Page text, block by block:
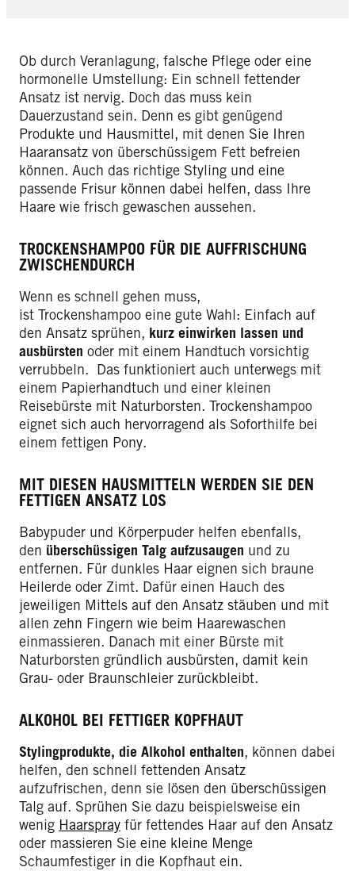
Ob durch Veranlagung, falsche Pflege oder eine
hormonelle Umstellung: Ein schnell fettender
Ansatz ist nervig. Doch das muss kein
Dauerzustand sein. Denn es gibt genügend
Produkte und Hausmittel, mit denen Sie Ihren
Haaransatz von überschüssigem Fett befreien
können. Auch das richtige Styling und eine
passende Frisur können dabei helfen, dass Ihre
Haare wie frisch gewaschen aussehen.
TROCKENSHAMPOO FÜR DIE AUFFRISCHUNG
ZWISCHENDURCH
Wenn es schnell gehen muss,
ist Trockenshampoo eine gute Wahl: Einfach auf
den Ansatz sprühen, kurz einwirken lassen und
ausbürsten oder mit einem Handtuch vorsichtig
verrubbeln. Das funktioniert auch unterwegs mit
einem Papierhandtuch und einer kleinen
Reisebürste mit Naturborsten. Trockenshampoo
eignet sich auch hervorragend als Soforthilfe bei
einem fettigen Pony.
MIT DIESEN HAUSMITTELN WERDEN SIE DEN
FETTIGEN ANSATZ LOS
Babypuder und Körperpuder helfen ebenfalls,
den überschüssigen Talg aufzusaugen und zu
entfernen. Für dunkles Haar eignen sich braune
Heilerde oder Zimt. Dafür einen Hauch des
jeweiligen Mittels auf den Ansatz stäuben und mit
allen zehn Fingern wie beim Haarewaschen
einmassieren. Danach mit einer Bürste mit
Naturborsten gründlich ausbürsten, damit kein
Grau- oder Braunschleier zurückbleibt.
ALKOHOL BEI FETTIGER KOPFHAUT
Stylingprodukte, die Alkohol enthalten, können dabei
helfen, den schnell fettenden Ansatz
aufzufrischen, denn sie lösen den überschüssigen
Talg auf. Sprühen Sie dazu beispielsweise ein
wenig Haarspray für fettendes Haar auf den Ansatz
oder massieren Sie eine kleine Menge
Schaumfestiger in die Kopfhaut ein.